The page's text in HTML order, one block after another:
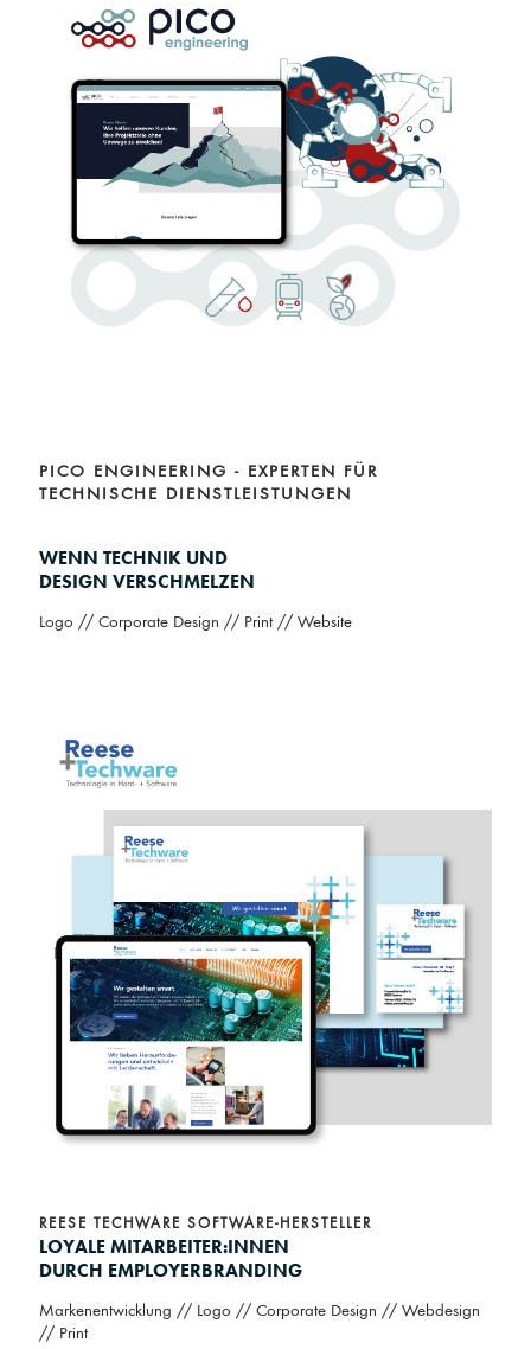
PICO ENGINEERING - EXPERTEN FÜR
TECHNISCHE DIENSTLEISTUNGEN
WENN TECHNIK UND
DESIGN VERSCHMELZEN
Logo // Corporate Design // Print // Website
REESE TECHWARE SOFTWARE-HERSTELLER
LOYALE MITARBEITER:INNEN
DURCH EMPLOYERBRANDING
Markenentwicklung // Logo // Corporate Design // Webdesign
// Print